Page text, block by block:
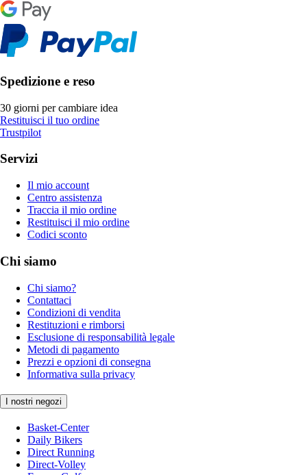
Spedizione e reso
30 giorni per cambiare idea
Restituisci il tuo ordine
Trustpilot
Servizi
Il mio account
Centro assistenza
Traccia il mio ordine
Restituisci il mio ordine
Codici sconto
Chi siamo
Chi siamo?
Contattaci
Condizioni di vendita
Restituzioni e rimborsi
Esclusione di responsabilità legale
Metodi di pagamento
Prezzi e opzioni di consegna
Informativa sulla privacy
I nostri negozi
Basket-Center
Daily Bikers
Direct Running
Direct-Volley